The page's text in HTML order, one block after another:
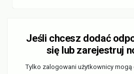
Jeśli chcesz dodać
się lub zarejestruj
Tylko zalogowani użytkownicy